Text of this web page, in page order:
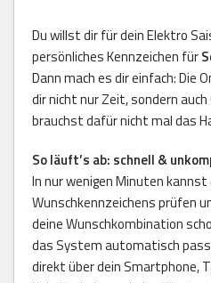
Du willst dir für dein Elektro
persönliches Kennzeichen für
Dann mach es dir einfach: Die
dir nicht nur Zeit, sondern auch
brauchst dafür nicht mal das
So läuft’s ab: schnell &
In nur wenigen Minuten
Wunschkennzeichens prüfen
deine Wunschkombination
das System automatisch
direkt über dein Smartphone,